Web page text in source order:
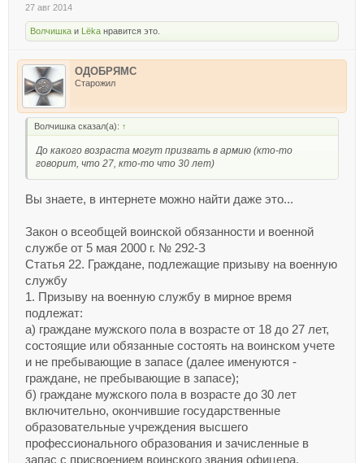
27 авг 2014
Волчишка и Lёka нравится это.
ОДОБРЯМС
Старожил
Волчишка сказал(а): ↑
До какого возраста могут призвать в армию (кто-то
говорит, что 27, кто-то что 30 лет)
Вы знаете, в интернете можно найти даже это...
Закон о всеобщей воинской обязанности и военной
службе от 5 мая 2000 г. № 292-З
Статья 22. Граждане, подлежащие призыву на военную
службу
1. Призыву на военную службу в мирное время
подлежат:
а) граждане мужского пола в возрасте от 18 до 27 лет,
состоящие или обязанные состоять на воинском учете
и не пребывающие в запасе (далее именуются -
граждане, не пребывающие в запасе);
б) граждане мужского пола в возрасте до 30 лет
включительно, окончившие государственные
образовательные учреждения высшего
профессионального образования и зачисленные в
запас с присвоением воинского звания офицера.